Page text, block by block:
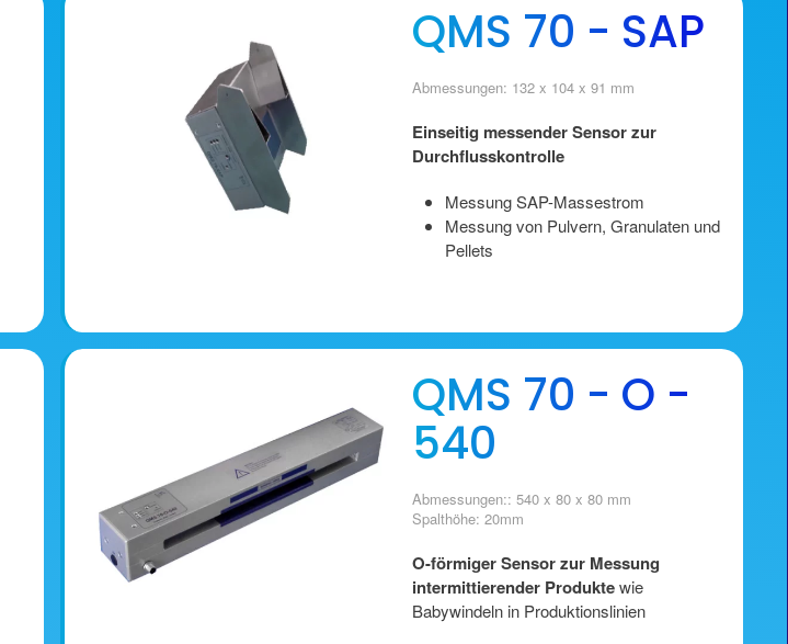
QMS 70 - SAP
Abmessungen: 132 x 104 x 91 mm
Einseitig messender Sensor zur
Durchflusskontrolle
Messung SAP-Massestrom
Messung von Pulvern, Granulaten und
Pellets
QMS 70 - O -
540
Abmessungen:: 540 x 80 x 80 mm
Spalthöhe: 20mm
O-förmiger Sensor zur Messung
intermittierender Produktewie
Babywindeln in Produktionslinien